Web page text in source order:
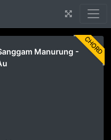
CHORD
Manurung -